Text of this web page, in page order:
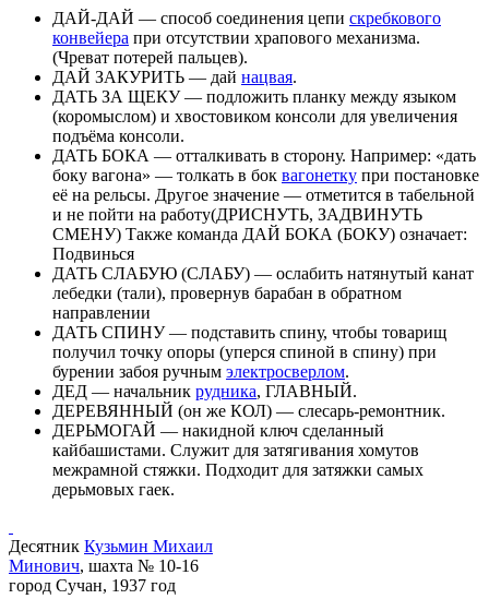
ДАЙ-ДАЙ — способ соединения цепи скребкового
конвейера при отсутствии храпового механизма.
(Чреват потерей пальцев).
ДАЙ ЗАКУРИТЬ — дай нацвая.
ДАТЬ ЗА ЩЕКУ — подложить планку между языком
(коромыслом) и хвостовиком консоли для увеличения
подъёма консоли.
ДАТЬ БОКА — отталкивать в сторону. Например: «дать
боку вагона» — толкать в бок вагонетку при постановке
её на рельсы. Другое значение — отметится в табельной
и не пойти на работу(ДРИСНУТЬ, ЗАДВИНУТЬ
СМЕНУ) Также команда ДАЙ БОКА (БОКУ) означает:
Подвинься
ДАТЬ СЛАБУЮ (СЛАБУ) — ослабить натянутый канат
лебедки (тали), провернув барабан в обратном
направлении
ДАТЬ СПИНУ — подставить спину, чтобы товарищ
получил точку опоры (уперся спиной в спину) при
бурении забоя ручным электросверлом.
ДЕД — начальник рудника, ГЛАВНЫЙ.
ДЕРЕВЯННЫЙ (он же КОЛ) — слесарь-ремонтник.
ДЕРЬМОГАЙ — накидной ключ сделанный
кайбашистами. Служит для затягивания хомутов
межрамной стяжки. Подходит для затяжки самых
дерьмовых гаек.
Десятник Кузьмин Михаил
Минович, шахта № 10-16
город Сучан, 1937 год